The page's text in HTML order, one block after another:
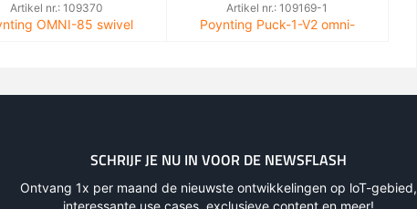
Artikel nr.: 109370
OMNI-85 swivel
Artikel nr.: 109169-1
Poynting Puck-1-V2 omni-
Cinterion EGX81 IoT
SCHRIJF JE NU IN VOOR DE NEWSFLASH
Ontvang 1x per maand de nieuwste ontwikkelingen op loT-gebied,
interessante use cases, exclusieve content en meer!